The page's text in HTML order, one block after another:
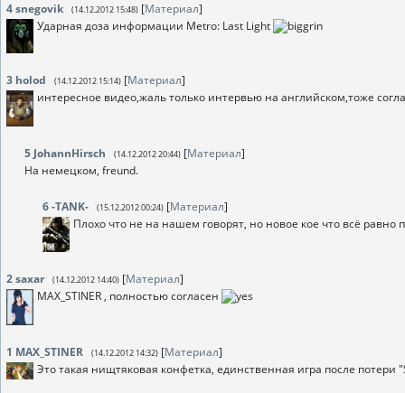
4snegovik (14.12.2012 15:48) [Материал]
Ударная доза информации Metro: Last Light
3 holod (14.12.2012 15:14) [Материал]
интересное видео,жаль только интервью на английском,тоже
5 JohannHirsch (14.12.2012 20:44) [Материал]
На немецком, freund.
6-TANK- (15.12.2012 00:24) [Материал]
Плохо что не на нашем говорят, но новое кое что всё равно
2saxar (14.12.2012 14:40) [Материал]
MAX_STINER , полностью согласен
1 MAX_STINER (14.12.2012 14:32) [Материал]
Это такая нищтяковая конфетка, единственная игра после потери